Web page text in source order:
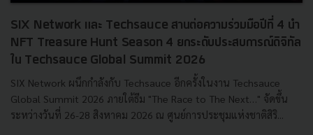
SIX Network และ Techsauce สานต่อความร่วมมือปีที่ 4 นำ
NFT Treasure Hunt Season 4 ยกระดับประสบการณ์ดิจิทัล
ใน Techsauce Global Summit 2026
SIX Network ผนึกกำลังกับ Techsauce อีกครั้งในงาน Techsauce
Global Summit 2026 ภายใต้ธีม "The Race to The Next…" จัดขึ้น
ระหว่างวันที่ 26-28 สิงหาคม 2026 ณ ศูนย์การประชุมแห่งชาติสิริ...